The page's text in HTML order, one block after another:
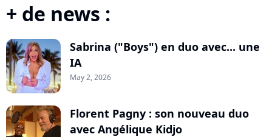
+ de news :
Sabrina ("Boys") en duo avec... une
IA
May 2, 2026
Florent Pagny : son nouveau duo
avec Angélique Kidjo